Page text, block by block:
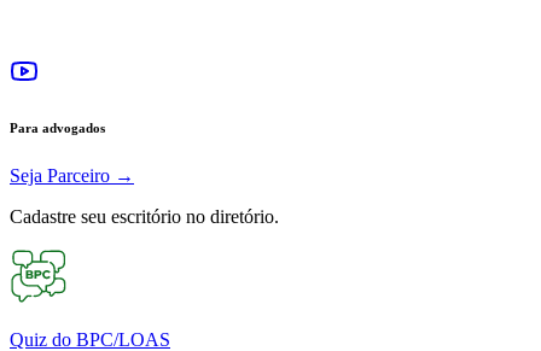
Para advogados
Seja Parceiro →
Cadastre seu escritório no diretório.
Quiz do BPC/LOAS